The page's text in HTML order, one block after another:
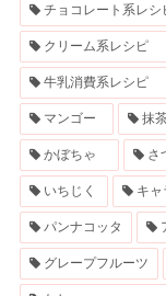
チョコレート系レシ
クリーム系レシピ
牛乳消費系レシピ
マンゴー 抹
かぼちゃ さ
いちじく キャ
パンナコッタ
グレープフルーツ